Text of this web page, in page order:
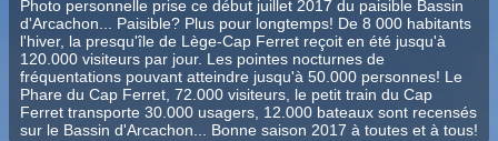
Photo personnelle prise ce début juillet 2017 du paisible Bassin
d'Arcachon... Paisible? Plus pour longtemps! De 8 000 habitants
l'hiver, la presqu'île de Lège-Cap Ferret reçoit en été jusqu'à
120.000 visiteurs par jour. Les pointes nocturnes de
fréquentations pouvant atteindre jusqu'à 50.000 personnes! Le
Phare du Cap Ferret, 72.000 visiteurs, le petit train du Cap
Ferret transporte 30.000 usagers, 12.000 bateaux sont recensés
sur le Bassin d'Arcachon... Bonne saison 2017 à toutes et à tous!